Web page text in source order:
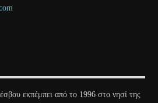
εκπέμπει από το 1996 στο νησί της